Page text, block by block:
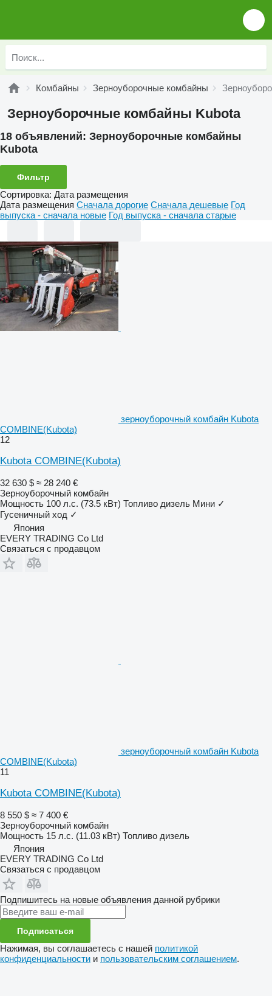
Комбайны Зерноуборочные комбайны
Зерноуборочные комбайны Kubota
18 объявлений: Зерноуборочные комбайны
Kubota
Фильтр
Сортировка: Дата размещения
Дата размещения Сначала дорогие Сначала дешевые Год
выпуска - сначала новые Год выпуска - сначала старые
зерноуборочный комбайн Kubota
COMBINE(Kubota)
12
Kubota COMBINE(Kubota)
32 630 $ ≈ 28 240 €
Зерноуборочный комбайн
Мощность 100 л.с. (73.5 кВт) Топливо дизель Мини ✓
Гусеничный ход ✓
Япония
EVERY TRADING Co Ltd
Связаться с продавцом
зерноуборочный комбайн Kubota
COMBINE(Kubota)
11
Kubota COMBINE(Kubota)
8 550 $ ≈ 7 400 €
Зерноуборочный комбайн
Мощность 15 л.с. (11.03 кВт) Топливо дизель
Япония
EVERY TRADING Co Ltd
Связаться с продавцом
Подпишитесь на новые объявления данной рубрики
Подписаться
Нажимая, вы соглашаетесь с нашей политикой
конфиденциальности и пользовательским соглашением.